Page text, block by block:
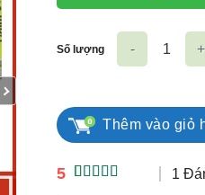
5 1
Số lượng
Thêm vào giỏ